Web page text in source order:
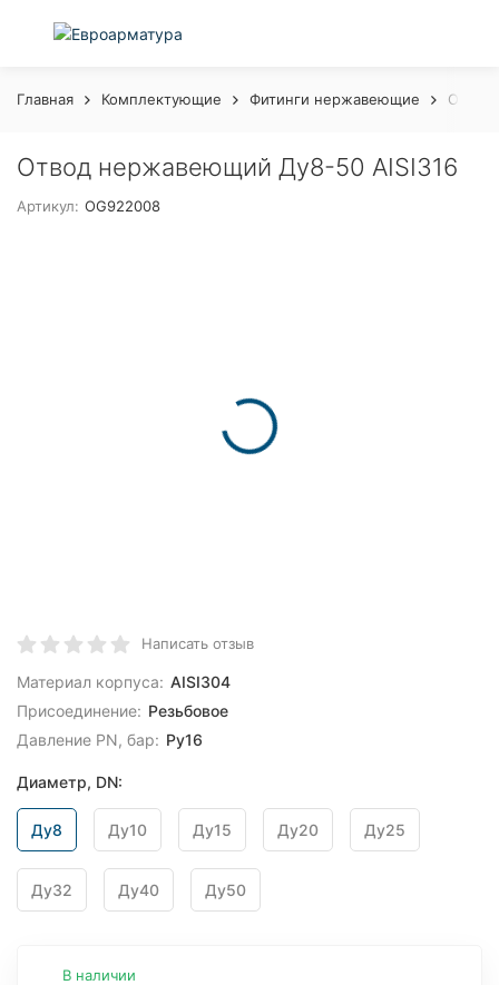
Главная Комплектующие Фитинги нержавеющие Отвод
Отвод нержавеющий Ду8-50 AISI316
Артикул: OG922008
Написать отзыв
Материал корпуса: AISI304
Присоединение: Резьбовое
Давление PN, бар: Ру16
Диаметр, DN:
Ду8 Ду10 Ду15 Ду20 Ду25
Ду32 Ду40 Ду50
В наличии